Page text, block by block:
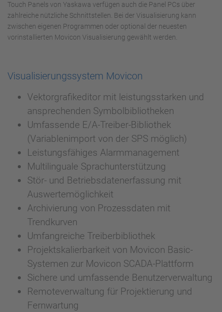
Touch Panels von Yaskawa verfügen auch die Panel PCs über
zahlreiche nützliche Schnittstellen. Bei der Visualisierung kann
zwischen eigenen Programmen oder optional der neuesten
vorinstallierten Movicon Visualisierung gewählt werden.
Visualisierungssystem Movicon
Vektorgrafikeditor mit leistungsstarken und
ansprechenden Symbolbibliotheken
Umfassende E/A-Treiber-Bibliothek
(Variablenimport von der SPS möglich)
Leistungsfähiges Alarmmanagement
Multilinguale Sprachunterstützung
Stör- und Betriebsdatenerfassung mit
Auswertemöglichkeit
Archivierung von Prozessdaten mit
Trendkurven
Umfangreiche Treiberbibliothek
Projektskalierbarkeit von Movicon Basic-
Systemen zur Movicon SCADA-Plattform
Sichere und umfassende Benutzerverwaltung
Remoteverwaltung für Projektierung und
Fernwartung